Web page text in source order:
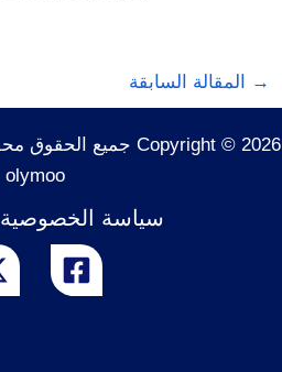
→ المقالة السابقة
Copyright © 2026 جميع الحقوق محفوظة تصميم وتطوير شركة
olymoo
سياسة الخصوصية